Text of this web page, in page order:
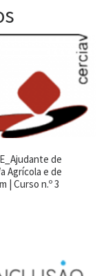
de
Agrícola e de
| Curso n.º 3